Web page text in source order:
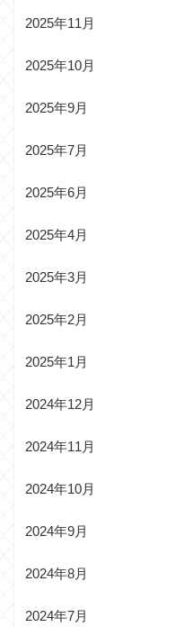
2025年11月
2025年10月
2025年9月
2025年7月
2025年6月
2025年4月
2025年3月
2025年2月
2025年1月
2024年12月
2024年11月
2024年10月
2024年9月
2024年8月
2024年7月